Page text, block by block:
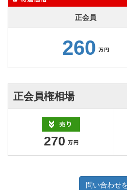
正会員
260
正会員権相場
270
問い合わせ